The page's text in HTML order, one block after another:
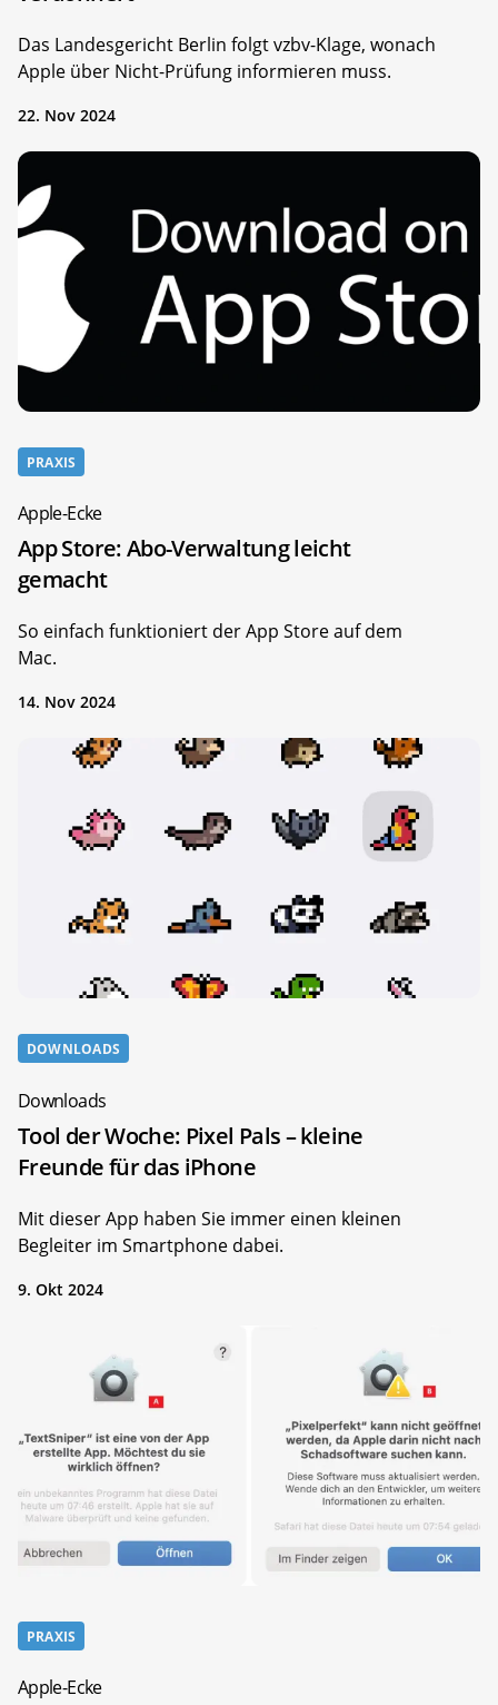
Das Landesgericht Berlin folgt vzbv-Klage, wonach
Apple über Nicht-Prüfung informieren muss.
22. Nov 2024
PRAXIS
Apple-Ecke
App Store: Abo-Verwaltung leicht
gemacht
So einfach funktioniert der App Store auf dem
Mac.
14. Nov 2024
DOWNLOADS
Downloads
Tool der Woche: Pixel Pals – kleine
Freunde für das iPhone
Mit dieser App haben Sie immer einen kleinen
Begleiter im Smartphone dabei.
9. Okt 2024
PRAXIS
Apple-Ecke